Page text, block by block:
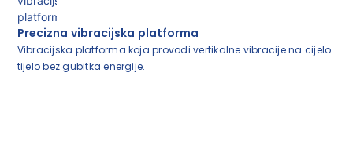
Precizna vibracijska platforma
Vibracijska platforma koja provodi vertikalne vibracije na cijelo
tijelo bez gubitka energije.